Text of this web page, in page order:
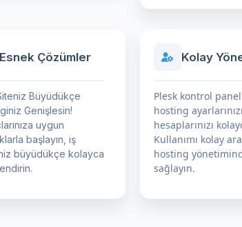
Esnek Çözümler
Büyüdükçe
Genişlesin!
uygun
başlayın, iş
büyüdükçe kolayca
Kolay
Plesk kontrol
hosting
hesaplarınızı
Kullanımı kolay
hosting
sağlayın.